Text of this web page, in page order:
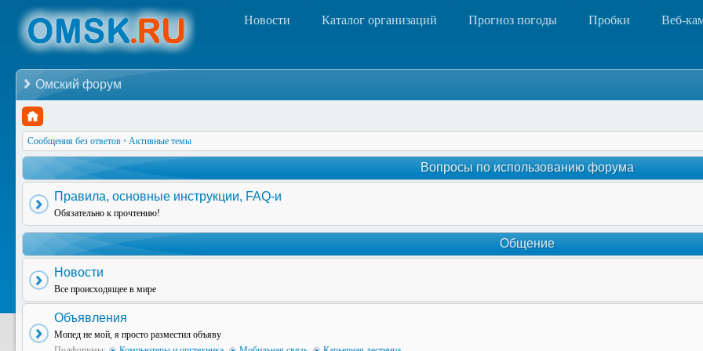
Новости Каталог организаций Прогноз погоды Пробки Веб-
Омский форум
Сообщения без ответов • Активные темы
Вопросы по использованию форума
Правила, основные инструкции, FAQ-и
Обязательно к прочтению!
Общение
Новости
Все происходящее в мире
Объявления
Мопед не мой, я просто разместил объяву